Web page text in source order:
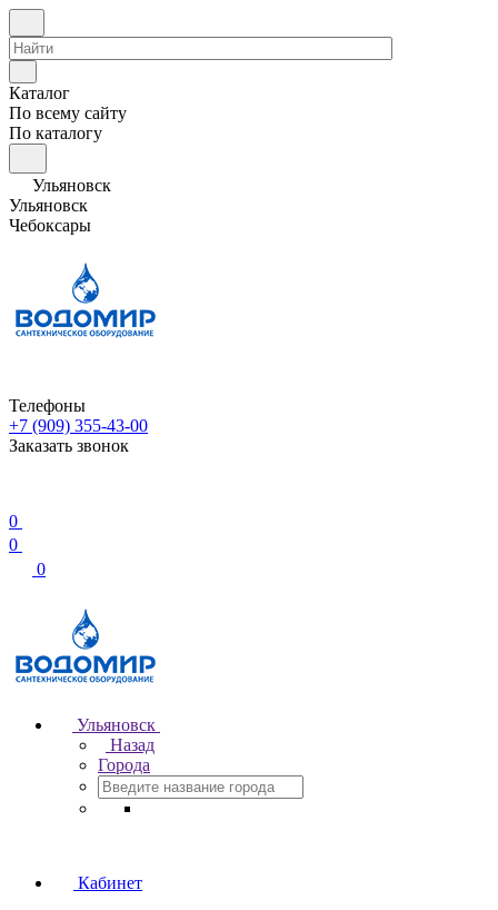
Каталог
По всему сайту
По каталогу
Ульяновск
Ульяновск
Чебоксары
Телефоны
+7 (909) 355-43-00
Заказать звонок
0
0
0
Ульяновск
Назад
Города
Кабинет